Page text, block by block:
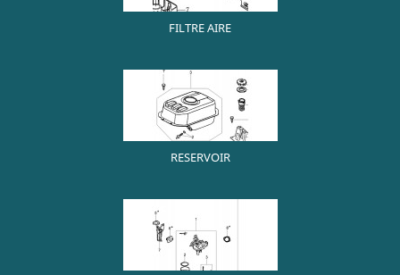
FILTRE AIRE
RESERVOIR